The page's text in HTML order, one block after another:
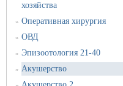
хозяйства
» Оперативная хирургия
» ОВД
» Эпизоотология 21-40
» Акушерство